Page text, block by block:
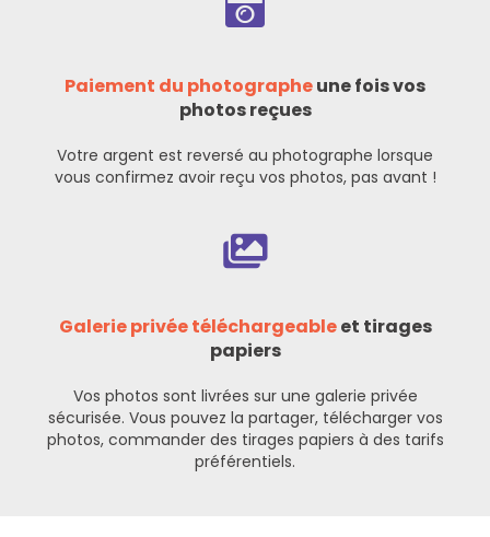
Paiement du photographeune fois vos
photos reçues
Votre argent est reversé au photographe lorsque
vous confirmez avoir reçu vos photos, pas avant !
Galerie privée téléchargeableet tirages
papiers
Vos photos sont livrées sur une galerie privée
sécurisée. Vous pouvez la partager, télécharger vos
photos, commander des tirages papiers à des tarifs
préférentiels.